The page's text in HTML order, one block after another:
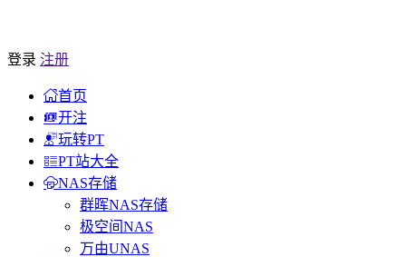
登录 注册
首页
开注
玩转PT
PT站大全
NAS存储
群晖NAS存储
极空间NAS
万由UNAS